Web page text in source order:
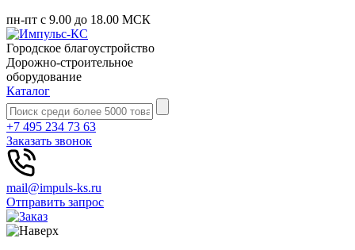
пн-пт с 9.00 до 18.00 МСК
Городское благоустройство
Дорожно-строительное
оборудование
Каталог
+7 495 234 73 63
Заказать звонок
mail@impuls-ks.ru
Отправить запрос